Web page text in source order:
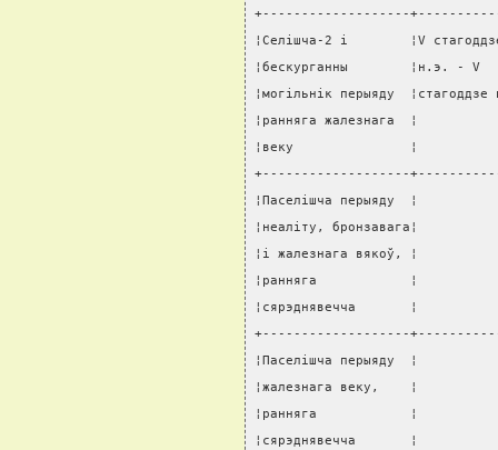
+-------------------
¦Селiшча-2 i        ¦V
¦бескурганны        ¦н.э. -
¦могiльнiк перыяду
¦ранняга жалезнага  ¦
¦веку               ¦
+-------------------
¦Паселiшча перыяду  ¦
¦неалiту, бронзавага¦
¦i жалезнага вякоў, ¦
¦ранняга            ¦
¦сярэднявечча       ¦
+-------------------
¦Паселiшча перыяду  ¦
¦жалезнага веку,    ¦
¦ранняга            ¦
¦сярэднявечча       ¦